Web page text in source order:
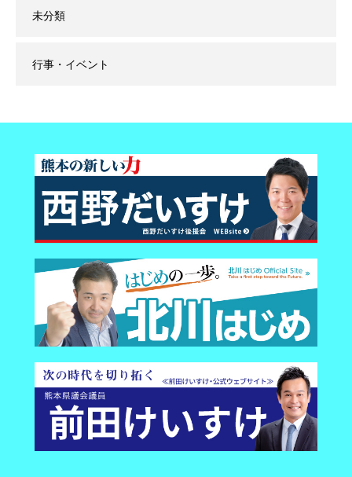
未分類
行事・イベント